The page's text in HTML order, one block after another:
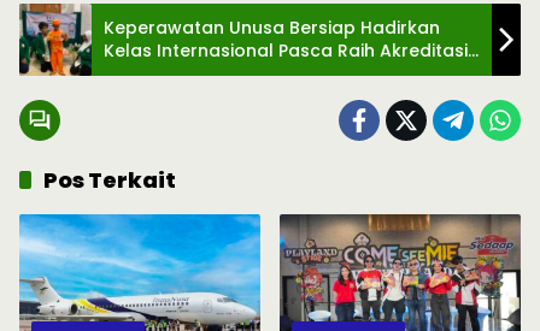
Keperawatan Unusa Bersiap Hadirkan
Kelas Internasional Pasca Raih Akreditasi
Unggul
Pos Terkait